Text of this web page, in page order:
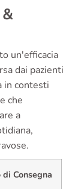
un'efficacia
dai pazienti
in contesti
che
a
di Consegna